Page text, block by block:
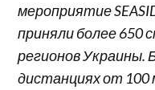
мероприятие
приняли более 650
регионов Украины.
дистанциях от 100